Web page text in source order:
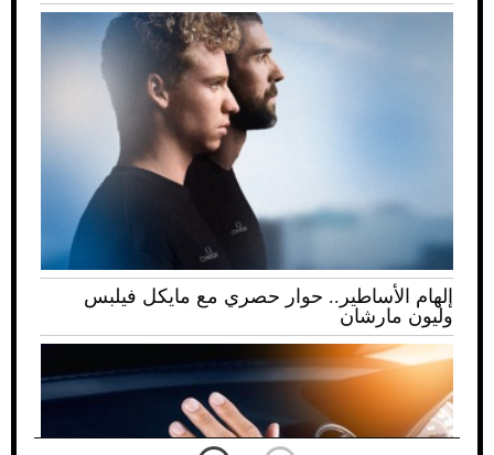
إلهام الأساطير.. حوار حصري مع مايكل فيلبس
وليون مارشان